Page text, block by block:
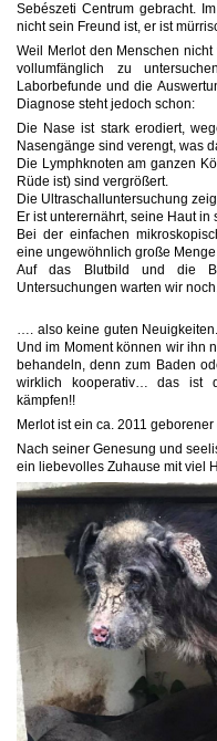
Sebészeti Centrum gebracht.
nicht sein Freund ist, er ist
Weil Merlot den Menschen
vollumfänglich zu
Laborbefunde und die
Diagnose steht jedoch schon:
Die Nase ist stark erodiert,
Nasengänge sind verengt, was
Die Lymphknoten am ganzen
Rüde ist) sind vergrößert.
Die Ultraschalluntersuchung
Er ist unterernährt, seine Haut
Bei der einfachen
eine ungewöhnlich große
Auf das Blutbild und die
Untersuchungen warten wir
…. also keine guten
Und im Moment können wir ihn
behandeln, denn zum Baden
wirklich kooperativ… das ist
kämpfen!!
Merlot ist ein ca. 2011
Nach seiner Genesung und
ein liebevolles Zuhause mit viel